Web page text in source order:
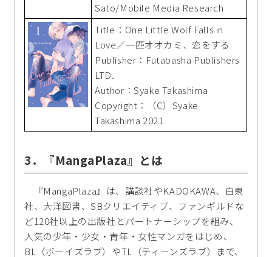
Sato/Mobile Media Research
Title：One Little Wolf Falls in
Love／一匹オオカミ、恋をする
Publisher：Futabasha Publishers
LTD.
Author：Syake Takashima
Copyright：（C）Syake
Takashima 2021
3．『MangaPlaza』とは
『MangaPlaza』は、講談社やKADOKAWA、白泉
社、大洋図書、SBクリエイティブ、ファンギルドな
ど120社以上の出版社とパートナーシップを組み、
人気の少年・少女・青年・女性マンガをはじめ、
BL（ボーイズラブ）やTL（ティーンズラブ）まで、